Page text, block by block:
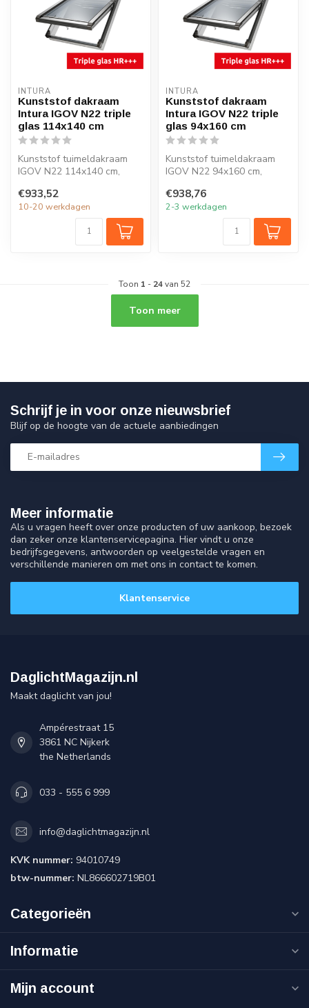
INTURA
Kunststof dakraam
Intura IGOV N22 triple
glas 114x140 cm
Kunststof tuimeldakraam
IGOV N22 114x140 cm,
0,86 ...
€933,52
10-20 werkdagen
INTURA
Kunststof dakraam
Intura IGOV N22 triple
glas 94x160 cm
Kunststof tuimeldakraam
IGOV N22 94x160 cm,
0,86 W...
€938,76
2-3 werkdagen
Toon 1 - 24van 52
Toon meer
Meer informatie
Als u vragen heeft over onze producten of uw aankoop, bezoek
dan zeker onze klantenservicepagina. Hier vindt u onze
bedrijfsgegevens, antwoorden op veelgestelde vragen en
verschillende manieren om met ons in contact te komen.
Klantenservice
Schrijf je in voor onze nieuwsbrief
Blijf op de hoogte van de actuele aanbiedingen
DaglichtMagazijn.nl
Maakt daglicht van jou!
Ampérestraat 15
3861 NC Nijkerk
the Netherlands
033 - 555 6 999
info@daglichtmagazijn.nl
KVK nummer: 94010749
btw-nummer: NL866602719B01
Categorieën
Informatie
Mijn account